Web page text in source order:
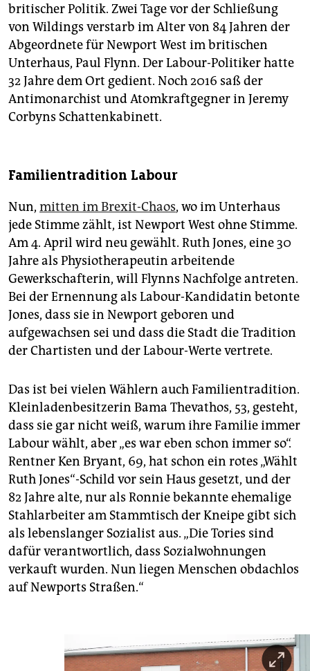
britischer Politik. Zwei Tage vor der Schließung
von Wildings verstarb im Alter von 84 Jahren der
Abgeordnete für Newport West im britischen
Unterhaus, Paul Flynn. Der Labour-Politiker hatte
32 Jahre dem Ort gedient. Noch 2016 saß der
Antimonarchist und Atomkraftgegner in Jeremy
Corbyns Schattenkabinett.
Familientradition Labour
Nun, mitten im Brexit-Chaos, wo im Unterhaus
jede Stimme zählt, ist Newport West ohne Stimme.
Am 4. April wird neu gewählt. Ruth Jones, eine 30
Jahre als Physiotherapeutin arbeitende
Gewerkschafterin, will Flynns Nachfolge antreten.
Bei der Ernennung als Labour-Kandidatin betonte
Jones, dass sie in Newport geboren und
aufgewachsen sei und dass die Stadt die Tradition
der Chartisten und der Labour-Werte vertrete.
Das ist bei vielen Wählern auch Familientradition.
Kleinladenbesitzerin Bama Thevathos, 53, gesteht,
dass sie gar nicht weiß, warum ihre Familie immer
Labour wählt, aber „es war eben schon immer so“.
Rentner Ken Bryant, 69, hat schon ein rotes „Wählt
Ruth Jones“-Schild vor sein Haus gesetzt, und der
82 Jahre alte, nur als Ronnie bekannte ehemalige
Stahlarbeiter am Stammtisch der Kneipe gibt sich
als lebenslanger Sozialist aus. „Die Tories sind
dafür verantwortlich, dass Sozialwohnungen
verkauft wurden. Nun liegen Menschen obdachlos
auf Newports Straßen.“